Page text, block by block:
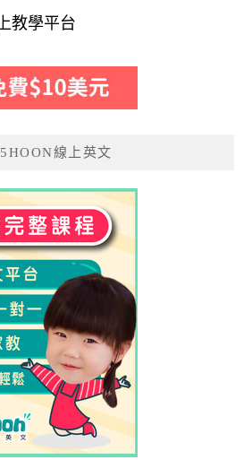
教學平台
線上英文